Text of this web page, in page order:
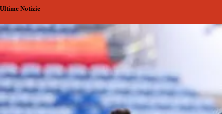
Ultime Notizie